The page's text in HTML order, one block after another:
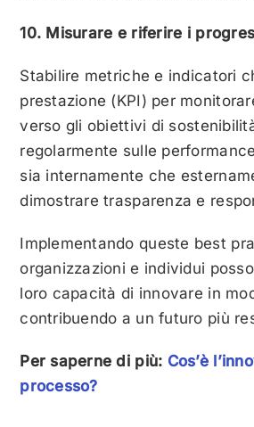
10. Misurare e riferire i
Stabilire metriche e indicatori
prestazione (KPI) per
verso gli obiettivi di
regolarmente sulle
sia internamente che
dimostrare trasparenza e
Implementando queste best
organizzazioni e individui
loro capacità di innovare in
contribuendo a un futuro più
Per saperne di più: Cos’è
processo?